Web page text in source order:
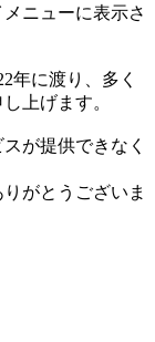
ニューに表示さ
年に渡り、多く
上げます。
が提供できなく
がとうございま